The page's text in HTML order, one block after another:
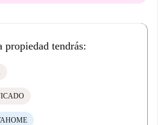
propiedad tendrás: